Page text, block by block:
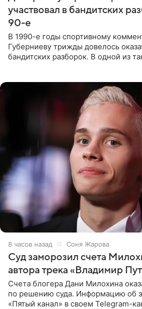
участвовал в бандитских
90-е
В 1990-е годы спортивному
Губерниеву трижды довелось
бандитских разборок. В одной из
8 часов назад Соня Жарова
Суд заморозил счета
автора трека «Владимир
Счета блогера Дани Милохина
по решению суда. Информацию об
«Пятый канал» в своем Telegram-